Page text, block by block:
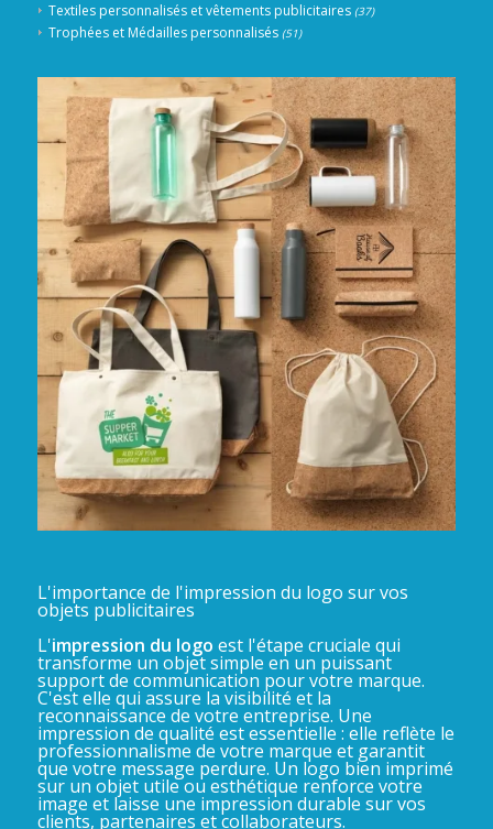
Textiles personnalisés et vêtements publicitaires (37)
Trophées et Médailles personnalisés (51)
L'importance de l'impression du logo sur vos
objets publicitaires
L'impression du logo est l'étape cruciale qui
transforme un objet simple en un puissant
support de communication pour votre marque.
C'est elle qui assure la visibilité et la
reconnaissance de votre entreprise. Une
impression de qualité est essentielle : elle reflète le
professionnalisme de votre marque et garantit
que votre message perdure. Un logo bien imprimé
sur un objet utile ou esthétique renforce votre
image et laisse une impression durable sur vos
clients, partenaires et collaborateurs.